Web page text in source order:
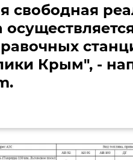
свободная
Крым", -